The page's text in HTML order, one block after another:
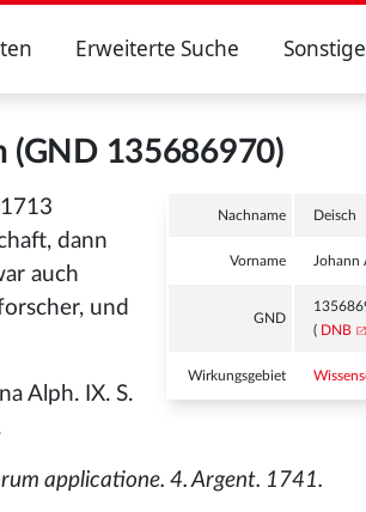
Erweiterte Suche
(GND 135686970)
Nachname Deisch
Vorname Johann
GND
( DNB
Wirkungsgebiet
1713
dann
auch
und
Alph. IX. S.
applicatione. 4. Argent. 1741.